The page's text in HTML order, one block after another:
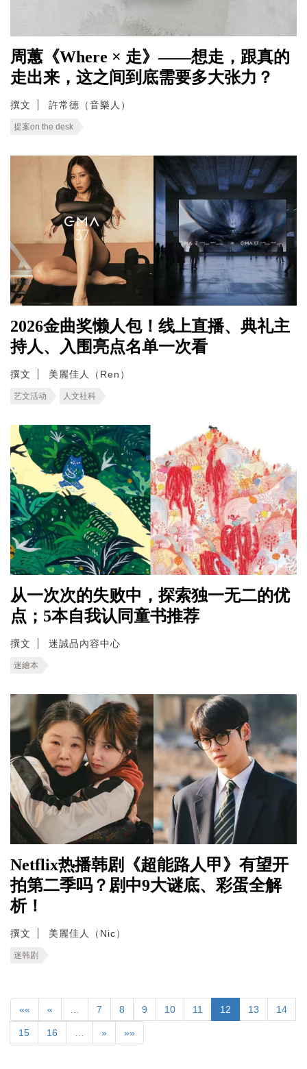
周蕙《Where × 走》——想走，跟真的
走出来，这之间到底需要多大张力？
撰文 許常德（音樂人）
提案on the desk
2026金曲奖懒人包！线上直播、典礼主
持人、入围亮点名单一次看
撰文 美麗佳人（Ren）
艺文活动 人文社科
从一次次的失败中，探索独一无二的优
点；5本自我认同童书推荐
撰文 迷誠品內容中心
迷繪本
Netflix热播韩剧《超能路人甲》有望开
拍第二季吗？剧中9大谜底、彩蛋全解
析！
撰文 美麗佳人（Nic）
迷韩剧
«« « 7 8 9 10 11 12 13 14
15 16 » »»